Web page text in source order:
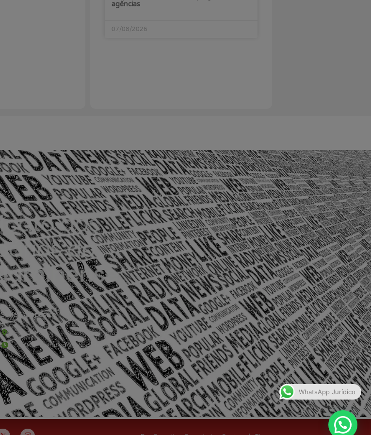
agências
07/08/2026
Sede Campestre:
Estrada Governador Chagas Freitas – 3.780 – Colônia Santo Antônio – Barra Mansa
De terça-feira a domingo, das 9h às 17h
WhatsApp Jurídico